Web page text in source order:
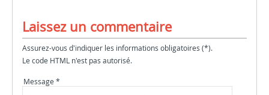
Laissez un commentaire
Assurez-vous d'indiquer les informations obligatoires (*).
Le code HTML n'est pas autorisé.
Message *